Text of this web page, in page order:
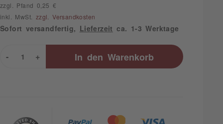
zzgl. Pfand 0,25 €
inkl. MwSt. zzgl. Versandkosten
Sofort versandfertig, Lieferzeit ca. 1-3 Werktage
+
- In den Warenkorb